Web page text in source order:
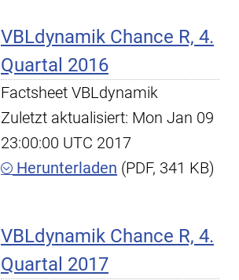
VBLdynamik Chance R, 4.
Quartal 2016
Factsheet VBLdynamik
Zuletzt aktualisiert: Mon Jan 09
23:00:00 UTC 2017
Herunterladen (PDF, 341 KB)
VBLdynamik Chance R, 4.
Quartal 2017